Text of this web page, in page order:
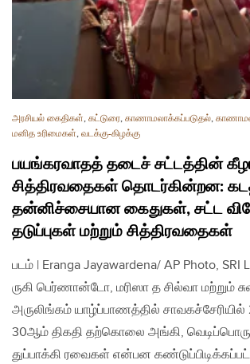
அரசியல் கைதிகள், கட்டுரை, காணாமலாக்கப்படுதல்,
மனித உரிமைகள், வடக்கு-கிழக்கு
பயங்கரவாதத் தடைச் சட்டத்தின்
சித்திரவதைகள் தொடர்கின்றன:
தன்னிச்சையான கைதுகள், சட்ட
தடுப்புகள் மற்றும் சித்திரவதைகள்
படம் | Eranga Jayawardena/ AP Photo, SRI
ருகி பெர்ணான்டோ, மரிஸா த சில்வா மற்றும்
அருலிங்கம் யாழ்ப்பாணத்தில் சாவகச்சேரியில்
30ஆம் திகதி தற்கொலை அங்கி,
துப்பாக்கி ரவைகள் என்பன